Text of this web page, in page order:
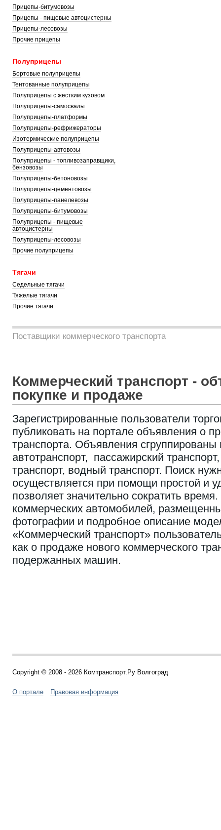
Прицепы-битумовозы
Прицепы - пищевые автоцистерны
Прицепы-лесовозы
Прочие прицепы
Полуприцепы
Бортовые полуприцепы
Тентованные полуприцепы
Полуприцепы с жестким кузовом
Полуприцепы-самосвалы
Полуприцепы-платформы
Полуприцепы-рефрижераторы
Изотермические полуприцепы
Полуприцепы-автовозы
Полуприцепы - топливозаправщики,
бензовозы
Полуприцепы-бетоновозы
Полуприцепы-цементовозы
Полуприцепы-панелевозы
Полуприцепы-битумовозы
Полуприцепы - пищевые
автоцистерны
Полуприцепы-лесовозы
Прочие полуприцепы
Тягачи
Седельные тягачи
Тяжелые тягачи
Прочие тягачи
Поставщики коммерческого транспорта
Коммерческий транспорт -
покупке и продаже
Зарегистрированные пользователи
публиковать на портале объявления о
транспорта. Объявления сгруппированы
автотранспорт, пассажирский
транспорт, водный транспорт. Поиск
осуществляется при помощи простой и
позволяет значительно сократить
коммерческих автомобилей,
фотографии и подробное описание
«Коммерческий транспорт»
как о продаже нового коммерческого
подержанных машин.
Copyright © 2008 - 2026 Комтранспорт.Ру Волгоград
О портале Правовая информация